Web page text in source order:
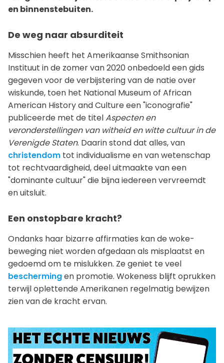
en binnenstebuiten.
De weg naar absurditeit
Misschien heeft het Amerikaanse Smithsonian
Instituut in de zomer van 2020 onbedoeld een gids
gegeven voor de verbijstering van de natie over
wiskunde, toen het National Museum of African
American History and Culture een "iconografie"
publiceerde met de titelAspecten en
veronderstellingen van witheid en witte cultuur in de
Verenigde Staten. Daarin stond dat alles, van
christendom tot individualisme en van wetenschap
tot rechtvaardigheid, deel uitmaakte van een
"dominante cultuur" die bijna iedereen vervreemdt
en uitsluit.
Een onstopbare kracht?
Ondanks haar bizarre affirmaties kan de woke-
beweging niet worden afgedaan als misplaatst en
gedoemd om te mislukken. Ze geniet te veel
beschermingen promotie. Wokeness blijft oprukken
terwijl oplettende Amerikanen regelmatig bewijzen
zien van de kracht ervan.